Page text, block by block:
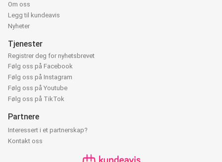
Om oss
Legg til kundeavis
Nyheter
Tjenester
Registrer deg for nyhetsbrevet
Følg oss på Facebook
Følg oss på Instagram
Følg oss på Youtube
Følg oss på TikTok
Partnere
Interessert i et partnerskap?
Kontakt oss